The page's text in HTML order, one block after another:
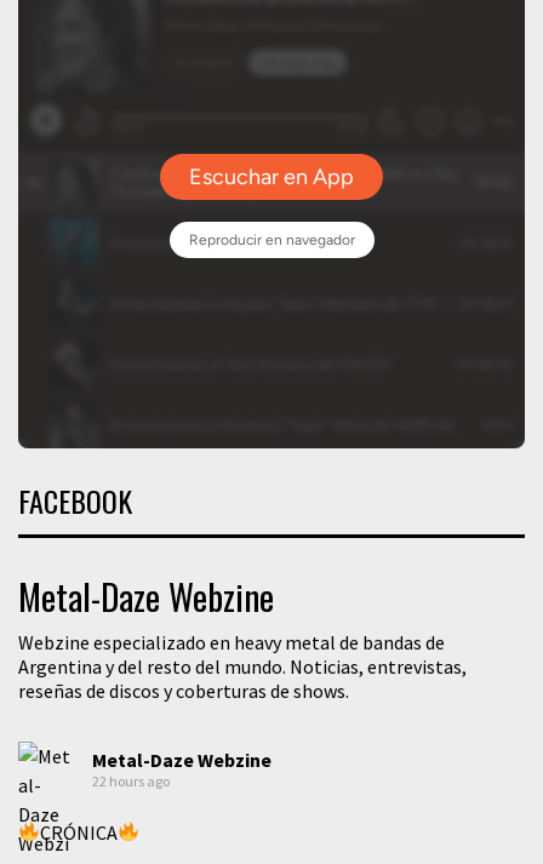
FACEBOOK
Metal-Daze Webzine
Webzine especializado en heavy metal de bandas de
Argentina y del resto del mundo. Noticias, entrevistas,
reseñas de discos y coberturas de shows.
Metal-Daze Webzine
22 hours ago
CRÓNICA